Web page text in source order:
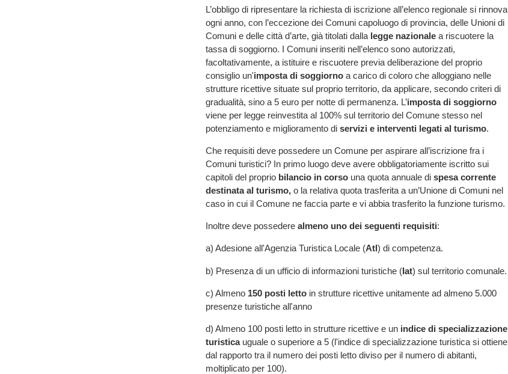
L’obbligo di ripresentare la richiesta di iscrizione all’elenco regionale si rinnova
ogni anno, con l’eccezione dei Comuni capoluogo di provincia, delle Unioni di
Comuni e delle città d’arte, già titolati dalla legge nazionale a riscuotere la
tassa di soggiorno. I Comuni inseriti nell’elenco sono autorizzati,
facoltativamente, a istituire e riscuotere previa deliberazione del proprio
consiglio un'imposta di soggiorno a carico di coloro che alloggiano nelle
strutture ricettive situate sul proprio territorio, da applicare, secondo criteri di
gradualità, sino a 5 euro per notte di permanenza. L’imposta di soggiorno
viene per legge reinvestita al 100% sul territorio del Comune stesso nel
potenziamento e miglioramento di servizi e interventi legati al turismo.
Che requisiti deve possedere un Comune per aspirare all’iscrizione fra i
Comuni turistici? In primo luogo deve avere obbligatoriamente iscritto sui
capitoli del proprio bilancio in corso una quota annuale di spesa corrente
destinata al turismo, o la relativa quota trasferita a un’Unione di Comuni nel
caso in cui il Comune ne faccia parte e vi abbia trasferito la funzione turismo.
Inoltre deve possedere almeno uno dei seguenti requisiti:
a) Adesione all'Agenzia Turistica Locale (Atl) di competenza.
b) Presenza di un ufficio di informazioni turistiche (Iat) sul territorio comunale.
c) Almeno 150 posti letto in strutture ricettive unitamente ad almeno 5.000
presenze turistiche all'anno
d) Almeno 100 posti letto in strutture ricettive e un indice di specializzazione
turisticauguale o superiore a 5 (l'indice di specializzazione turistica si ottiene
dal rapporto tra il numero dei posti letto diviso per il numero di abitanti,
moltiplicato per 100).